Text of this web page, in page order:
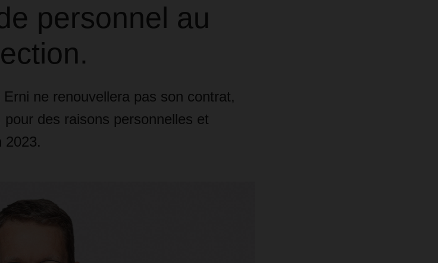
personnel au
ne renouvellera pas son contrat,
des raisons personnelles et
2023.